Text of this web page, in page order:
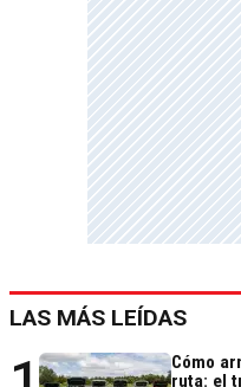
LAS MÁS LEÍDAS
Cómo
ruta: el